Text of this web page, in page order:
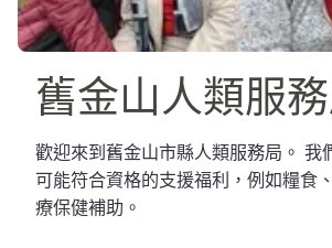
舊金山人類服
歡迎來到舊金山市縣人類服務局。 我
可能符合資格的支援福利，例如糧食
療保健補助。​​